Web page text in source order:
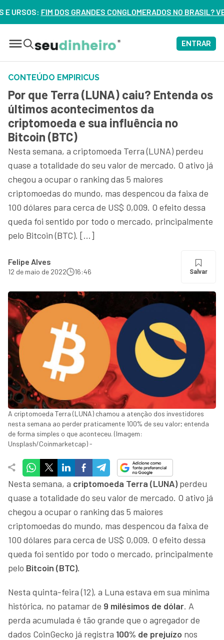
DOS GRANDES CONGLOMERADOS NO BRASIL? VEJA ERROS
ENTRAR
CONTEÚDO EMPIRICUS
Por que Terra (LUNA) caiu? Entenda os
últimos acontecimentos da
criptomoeda e sua influência no
Bitcoin (BTC)
Nesta semana, a criptomoeda Terra (LUNA) perdeu
quase a totalidade do seu valor de mercado. O ativo já
chegou a ocupar o ranking das 5 maiores
criptomoedas do mundo, mas despencou da faixa de
100 dólares para cerca de US$ 0,009. O efeito dessa
queda foi sentido por todo o mercado, principalmente
pelo Bitcoin (BTC). […]
Felipe Alves
12 de maio de 2022 16:46 Salvar
A criptomoeda Terra (LUNA) chamou a atenção dos investidores
nesta semana ao perder praticamente 100% de seu valor; entenda
de forma simples o que aconteceu. (Imagem:
Unsplash/Coinmarketcap) -
Nesta semana, a criptomoeda Terra (LUNA) perdeu
quase a totalidade do seu valor de mercado. O ativo já
chegou a ocupar o ranking das 5 maiores
criptomoedas do mundo, mas despencou da faixa de
100 dólares para cerca de US$ 0,009. O efeito dessa
queda foi sentido por todo o mercado, principalmente
pelo Bitcoin (BTC).
Nesta quinta-feira (12), a Luna estava em sua mínima
histórica, no patamar de 9 milésimos de dólar. A
perda acumulada é tão grande que o agregador de
dados CoinGecko já registra 100% de prejuízo nos